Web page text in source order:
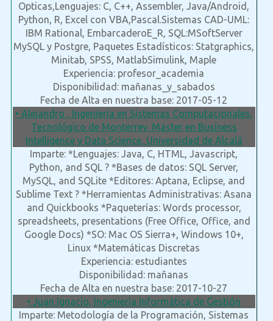
Opticas,Lenguajes: C, C++, Assembler, Java/Android,
Python, R, Excel con VBA,Pascal.Sistemas CAD-UML:
IBM Rational, EmbarcaderoE_R, SQL:MSoftServer
MySQL y Postgre, Paquetes Estadísticos: Statgraphics,
Minitab, SPSS, MatlabSimulink, Maple
Experiencia: profesor_academia
Disponibilidad: mañanas_y_sabados
Fecha de Alta en nuestra base: 2017-05-12
• Alejandro , Ingeniería en Sistemas Computacionales,
Tecnológico de Monterrey. Máster en Business
Intelligence y Data Science, Universidad de Alcalá
Imparte: *Lenguajes: Java, C, HTML, Javascript,
Python, and SQL ? *Bases de datos: SQL Server,
MySQL, and SQLite *Editores: Aptana, Eclipse, and
Sublime Text ? *Herramientas Administrativas: Asana
and Quickbooks *Paqueterías: Words processor,
spreadsheets, presentations (Free Office, Office, and
Google Docs) *SO: Mac OS Sierra+, Windows 10+,
Linux *Matemáticas Discretas
Experiencia: estudiantes
Disponibilidad: mañanas
Fecha de Alta en nuestra base: 2017-10-27
• Juan Ignacio, Ingeniería Informática de Gestión
Imparte: Metodología de la Programación, Sistemas